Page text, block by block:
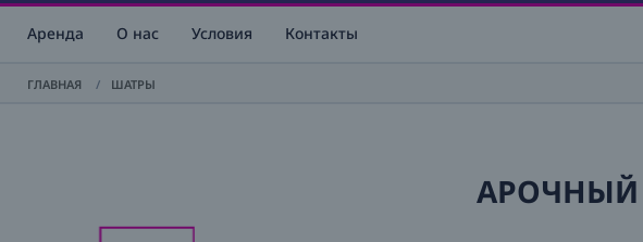
Аренда О нас Условия Контакты
ГЛАВНАЯ / ШАТРЫ
АРОЧНЫЙ